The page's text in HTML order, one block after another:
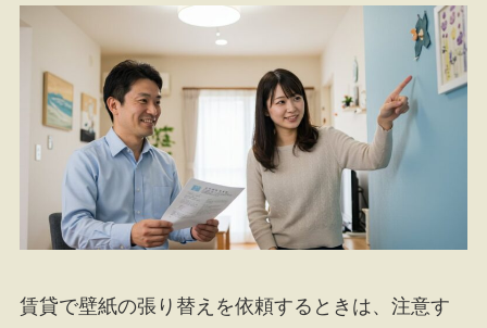
賃貸で壁紙の張り替えを依頼するときは、注意す